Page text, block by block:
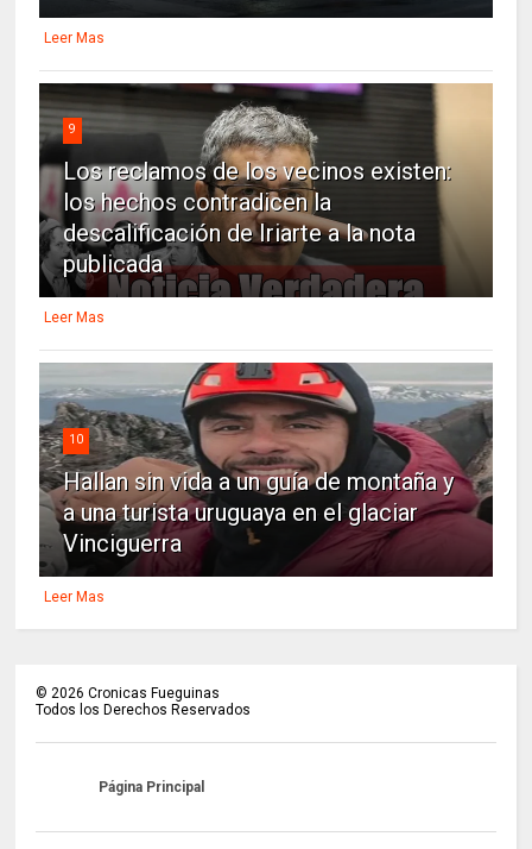
Leer Mas
9
Los reclamos de los vecinos existen:
los hechos contradicen la
descalificación de Iriarte a la nota
publicada
Leer Mas
10
Hallan sin vida a un guía de montaña y
a una turista uruguaya en el glaciar
Vinciguerra
Leer Mas
© 2026 Cronicas Fueguinas
Todos los Derechos Reservados
Página Principal